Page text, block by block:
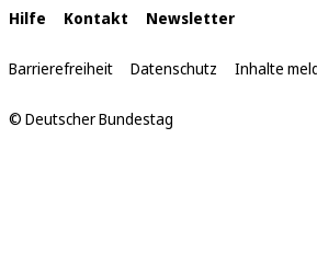
Interne
Links
Hilfe Kontakt Newsletter
Barrierefreiheit Datenschutz Inhalte
© Deutscher Bundestag